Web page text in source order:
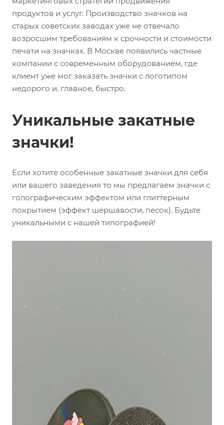
продуктов и услуг. Производство значков на
старых советских заводах уже не отвечало
возросшим требованиям к срочности и стоимости
печати на значках. В Москве появились частные
компании с современным оборудованием, где
клиент уже мог заказать значки с логотипом
недорого и, главное, быстро.
Уникальные закатные
значки!
Если хотите особенные закатные значки для себя
или вашего заведения то мы предлагаем значки с
голографическим эффектом или глиттерным
покрытием (эффект шершавости, песок). Будьте
уникальными с нашей типографией!